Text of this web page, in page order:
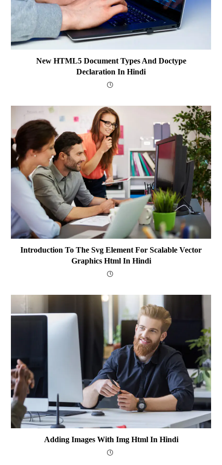
New HTML5 Document Types And Doctype
Declaration In Hindi
Introduction To The Svg Element For Scalable Vector
Graphics Html In Hindi
Adding Images With Img Html In Hindi